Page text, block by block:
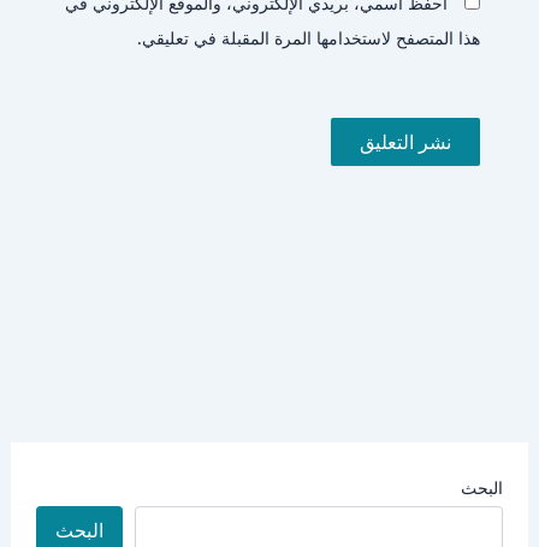
هذا المتصفح لاستخدامها المرة المقبلة في تعليقي.
البحث
البحث